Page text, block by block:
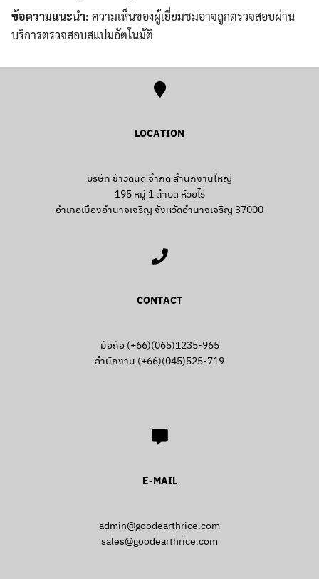
ข้อความแนะนำ: ความเห็นของผู้เยี่ยมชมอาจถูกตรวจสอบผ่าน
บริการตรวจสอบสแปมอัตโนมัติ
LOCATION
บริษัท ข้าวดินดี จำกัด สำนักงานใหญ่
195 หมู่ 1 ตำบล ห้วยไร่
อำเภอเมืองอำนาจเจริญ จังหวัดอำนาจเจริญ 37000
CONTACT
มือถือ (+66)(065)1235-965
สำนักงาน (+66)(045)525-719
E-MAIL
admin@goodearthrice.com
sales@goodearthrice.com